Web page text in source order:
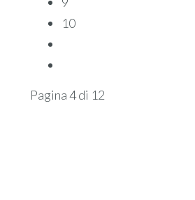
10
Pagina 4 di 12